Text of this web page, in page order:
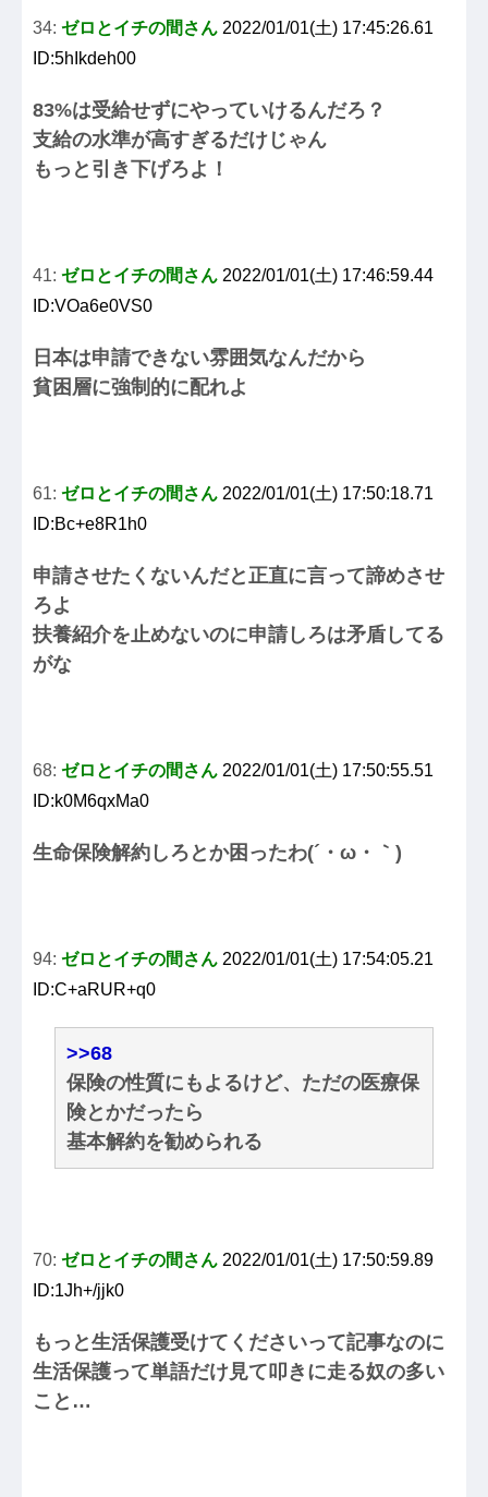
34: ゼロとイチの間さん 2022/01/01(土) 17:45:26.61
ID:5hIkdeh00
83%は受給せずにやっていけるんだろ？
支給の水準が高すぎるだけじゃん
もっと引き下げろよ！
41: ゼロとイチの間さん 2022/01/01(土) 17:46:59.44
ID:VOa6e0VS0
日本は申請できない雰囲気なんだから
貧困層に強制的に配れよ
61: ゼロとイチの間さん 2022/01/01(土) 17:50:18.71
ID:Bc+e8R1h0
申請させたくないんだと正直に言って諦めさせ
ろよ
扶養紹介を止めないのに申請しろは矛盾してる
がな
68: ゼロとイチの間さん 2022/01/01(土) 17:50:55.51
ID:k0M6qxMa0
生命保険解約しろとか困ったわ(´・ω・｀)
94: ゼロとイチの間さん 2022/01/01(土) 17:54:05.21
ID:C+aRUR+q0
>>68
保険の性質にもよるけど、ただの医療保
険とかだったら
基本解約を勧められる
70: ゼロとイチの間さん 2022/01/01(土) 17:50:59.89
ID:1Jh+/jjk0
もっと生活保護受けてくださいって記事なのに
生活保護って単語だけ見て叩きに走る奴の多い
こと…